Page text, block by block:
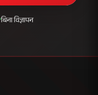
बिना विज्ञापन